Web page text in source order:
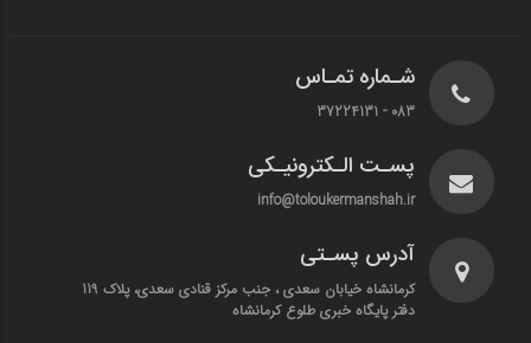
شـماره تمـاس
083 - 37224131
پسـت الـکترونیـکی
info@toloukermanshah.ir
آدرس پسـتی
کرمانشاه خیابان سعدی ، جنب مرکز قنادی سعدی، پلاک 119
دفتر پایگاه خبری طلوع کرمانشاه